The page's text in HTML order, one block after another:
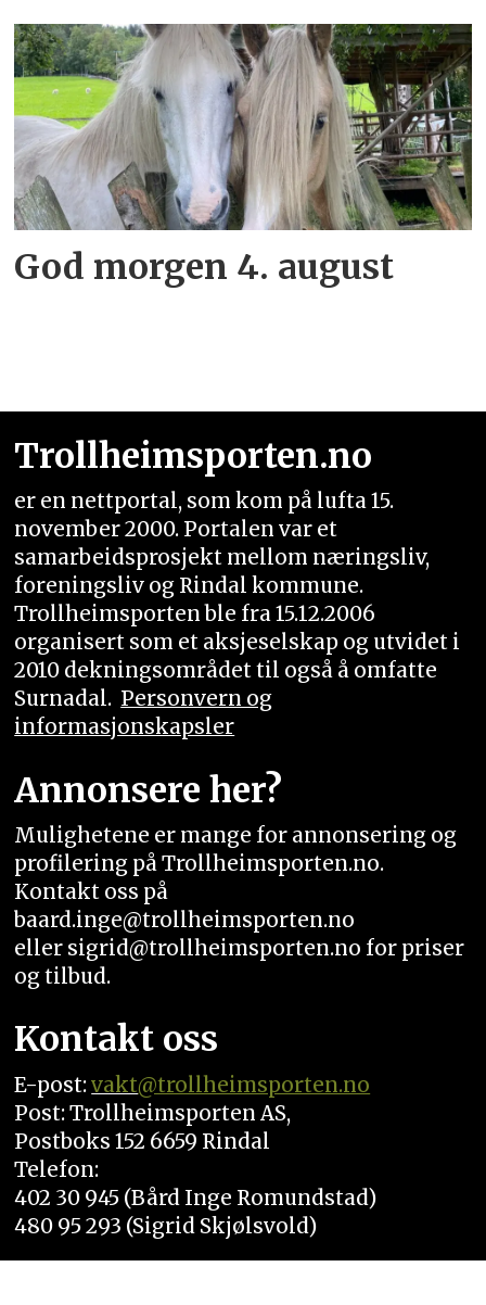
God morgen 4. august
Trollheimsporten.no
er en nettportal, som kom på lufta 15.
november 2000. Portalen var et
samarbeidsprosjekt mellom næringsliv,
foreningsliv og Rindal kommune.
Trollheimsporten ble fra 15.12.2006
organisert som et aksjeselskap og utvidet i
2010 dekningsområdet til også å omfatte
Surnadal. Personvern og
informasjonskapsler
Annonsere her?
Mulighetene er mange for annonsering og
profilering på Trollheimsporten.no.
Kontakt oss på
baard.inge@trollheimsporten.no
eller sigrid@trollheimsporten.no for priser
og tilbud.
Kontakt oss
E-post:vakt@trollheimsporten.no
Post: Trollheimsporten AS,
Postboks 152 6659 Rindal
Telefon:
402 30 945 (Bård Inge Romundstad)
480 95 293 (Sigrid Skjølsvold)